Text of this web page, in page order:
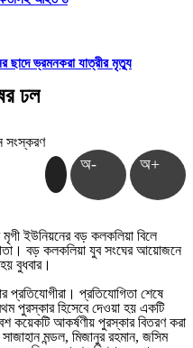
ছাদে ভ্রমনকরা যাত্রীর মৃত্যু
ঢল
সংস্করণ
অ- অ+
মৃগী ইউনিয়নের বড় কলকলিয়া বিলে
বড় কলকলিয়া যুব সংঘের আয়োজনে
বুধবার।
প্রতিযোগীরা। প্রতিযোগিতা শেষে
পুরস্কার হিসেবে দেওয়া হয় একটি
কয়েকটি আকর্ষণীয় পুরস্কার বিতরণ করা
মন্ডল, মিজানুর রহমান, জসিম